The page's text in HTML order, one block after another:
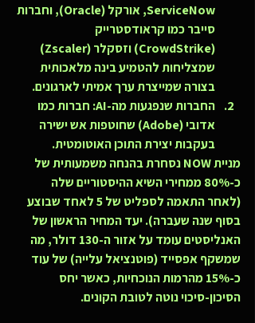
ServiceNow, אורקל (Oracle), וחברות
סייבר כמו קראודסטרייק
(CrowdStrike) וזסקלר (Zscaler)
שמצליחות להטמיע בינה מלאכותית
בצורה שמייצרת ערך אמיתי לארגונים.
החברות שנפגעות מה-AI:
חברות כמו
אדובי (Adobe) שחוטפות אש ישירה
בעקבות יצירת התוכן האוטומטית.
מניית NOW נסחרת בהנחה משמעותית של
כ-80% ממחירי השיא ההיסטוריים שלה
(לאחר התאמה לספליט של 5 לאחד שבוצע
בסוף שנה שעברה). יעד המחיר הראשון של
האנליסטים עומד על אזור ה-130 דולר, מה
שמשקף אפסייד (פוטנציאל עלייה) של עוד
כ-15% מהרמות הנוכחיות, כאשר יחס
הסיכון-סיכוי נוטה לטובת הקונים.